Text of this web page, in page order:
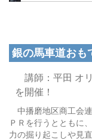
銀の馬車道おも
講師：平田 オ
を開催！
中播磨地区商工会
ＰＲを行うとともに
力の掘り起こしや見